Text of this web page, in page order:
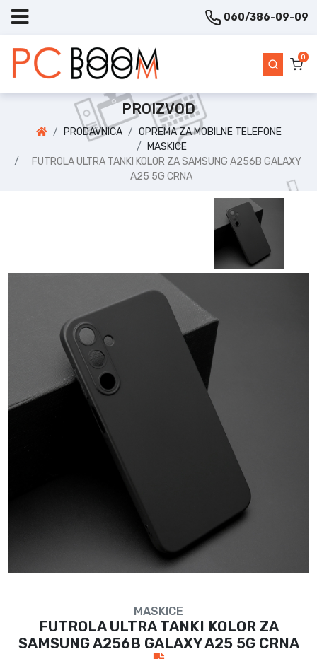
060/386-09-09
0
PROIZVOD
PRODAVNICA
OPREMA ZA MOBILNE TELEFONE
MASKICE
FUTROLA ULTRA TANKI KOLOR ZA SAMSUNG A256B GALAXY
A25 5G CRNA
MASKICE
FUTROLA ULTRA TANKI KOLOR ZA
SAMSUNG A256B GALAXY A25 5G CRNA